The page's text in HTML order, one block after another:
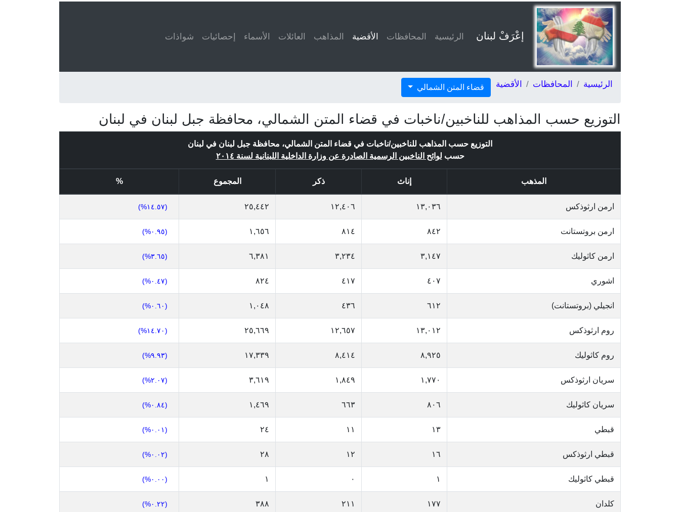
إعْرَفْ لبنان الرئيسية المحافظات الأقضية المذاهب العائلات الأسماء إحصائيات شواذات
الرئيسية المحافظات الأقضية قضاء المتن الشمالي
التوزيع حسب المذاهب للناخبين/ناخبات في قضاء المتن الشمالي، محافظة جبل لبنان في لبنان
التوزيع حسب المذاهب للناخبين/ناخبات في قضاء المتن الشمالي، محافظة جبل لبنان في لبنان
حسب لوائح الناخبين الرسمية الصادرة عن وزارة الداخلية اللبنانية لسنة ٢٠١٤
المذهب إناث ذكر المجموع %
ارمن ارثوذكس ١٣,٠٣٦ ١٢,٤٠٦ ٢٥,٤٤٢ (١٤.٥٧%)
ارمن بروتستانت ٨٤٢ ٨١٤ ١,٦٥٦ (٠.٩٥%)
ارمن كاثوليك ٣,١٤٧ ٣,٢٣٤ ٦,٣٨١ (٣.٦٥%)
اشوري ٤٠٧ ٤١٧ ٨٢٤ (٠.٤٧%)
انجيلي (بروتستانت) ٦١٢ ٤٣٦ ١,٠٤٨ (٠.٦٠%)
روم ارثوذكس ١٣,٠١٢ ١٢,٦٥٧ ٢٥,٦٦٩ (١٤.٧٠%)
روم كاثوليك ٨,٩٢٥ ٨,٤١٤ ١٧,٣٣٩ (٩.٩٣%)
سريان ارثوذكس ١,٧٧٠ ١,٨٤٩ ٣,٦١٩ (٢.٠٧%)
سريان كاثوليك ٨٠٦ ٦٦٣ ١,٤٦٩ (٠.٨٤%)
قبطي ١٣ ١١ ٢٤ (٠.٠١%)
قبطي ارثوذكس ١٦ ١٢ ٢٨ (٠.٠٢%)
قبطي كاثوليك ١ ٠ ١ (٠.٠٠%)
كلدان ١٧٧ ٢١١ ٣٨٨ (٠.٢٢%)